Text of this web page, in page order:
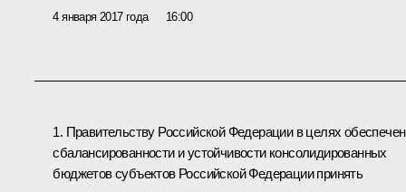
4 января 2017 года 16:00
1. Правительству Российской Федерации в целях
сбалансированности и устойчивости консолидированных
бюджетов субъектов Российской Федерации принять